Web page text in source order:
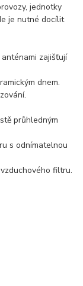
jednotky
je nutné docílit
zajišťují
dnem.
průhledným
s odnímatelnou
filtru.